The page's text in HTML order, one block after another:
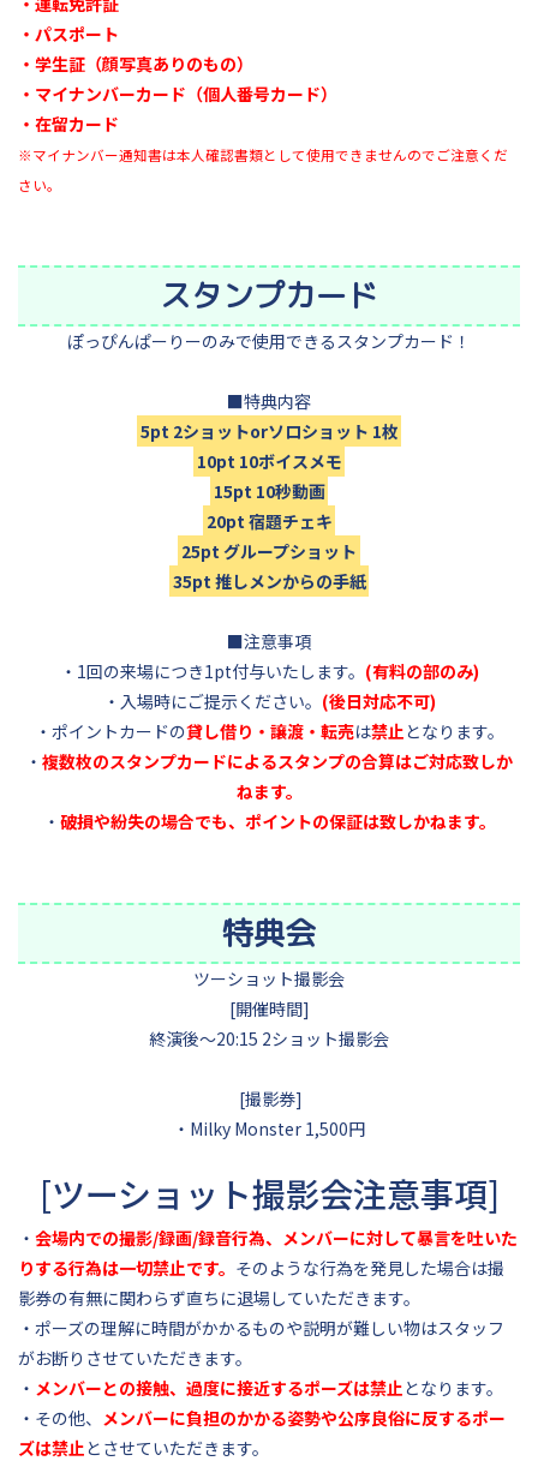
・パスポート
・学生証（顔写真ありのもの）
・マイナンバーカード（個人番号カード）
・在留カード
※マイナンバー通知書は本人確認書類として使用できませんのでご注意くだ
さい。
スタンプカード
ぽっぴんぱーりーのみで使用できるスタンプカード！
■特典内容
5pt 2ショットorソロショット 1枚
10pt 10ボイスメモ
15pt 10秒動画
20pt 宿題チェキ
25pt グループショット
35pt 推しメンからの手紙
■注意事項
・1回の来場につき1pt付与いたします。 (有料の部のみ)
・入場時にご提示ください。 (後日対応不可)
・ポイントカードの貸し借り・譲渡・転売は禁止となります。
・ 複数枚のスタンプカードによるスタンプの合算はご対応致しか
ねます。
・ 破損や紛失の場合でも、ポイントの保証は致しかねます。
特典会
ツーショット撮影会
[開催時間]
終演後～20:15 2ショット撮影会
[撮影券]
・Milky Monster 1,500円
[ツーショット撮影会注意事項]
・ 会場内での撮影/録画/録音行為、メンバーに対して暴言を吐いた
りする行為は一切禁止です。 そのような行為を発見した場合は撮
影券の有無に関わらず直ちに退場していただきます。
・ポーズの理解に時間がかかるものや説明が難しい物はスタッフ
がお断りさせていただきます。
・ メンバーとの接触、過度に接近するポーズは禁止となります。
・その他、 メンバーに負担のかかる姿勢や公序良俗に反するポー
ズは禁止とさせていただきます。